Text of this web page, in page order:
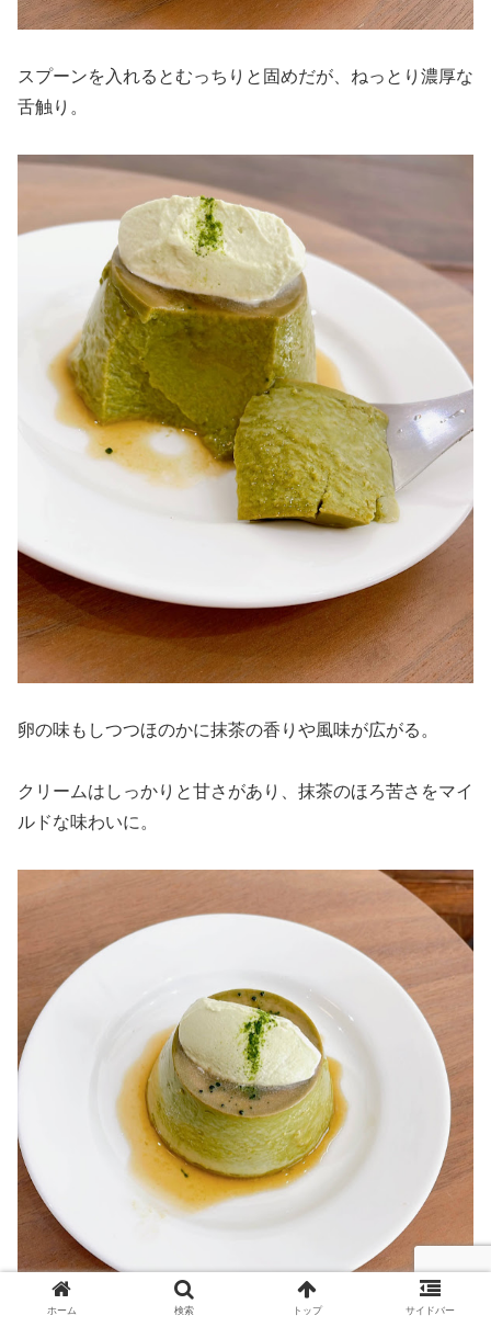
スプーンを入れるとむっちりと固めだが、ねっとり濃厚な
舌触り。
卵の味もしつつほのかに抹茶の香りや風味が広がる。
クリームはしっかりと甘さがあり、抹茶のほろ苦さをマイ
ルドな味わいに。
ホーム 検索 トップ サイドバー